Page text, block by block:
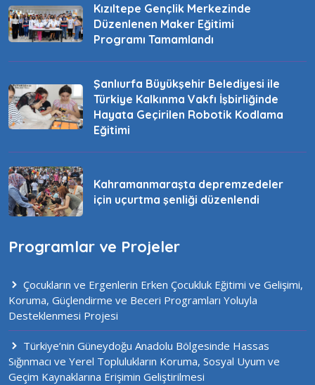
Kızıltepe Gençlik Merkezinde
Düzenlenen Maker Eğitimi
Programı Tamamlandı
Şanlıurfa Büyükşehir Belediyesi ile
Türkiye Kalkınma Vakfı İşbirliğinde
Hayata Geçirilen Robotik Kodlama
Eğitimi
Kahramanmaraşta depremzedeler
için uçurtma şenliği düzenlendi
Programlar ve Projeler
Çocukların ve Ergenlerin Erken Çocukluk Eğitimi ve Gelişimi,
Koruma, Güçlendirme ve Beceri Programları Yoluyla
Desteklenmesi Projesi
Türkiye’nin Güneydoğu Anadolu Bölgesinde Hassas
Sığınmacı ve Yerel Toplulukların Koruma, Sosyal Uyum ve
Geçim Kaynaklarına Erişimin Geliştirilmesi